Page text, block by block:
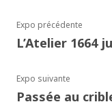
Expo précédente
L’Atelier 1664
Expo suivante
Passée au